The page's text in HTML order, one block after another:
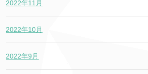
2022年11月
2022年10月
2022年9月